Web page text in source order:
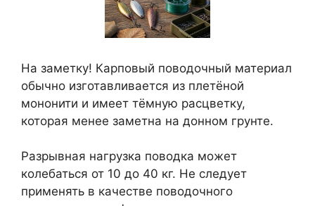
На заметку! Карповый поводочный материал
обычно изготавливается из плетёной
мононити и имеет тёмную расцветку,
которая менее заметна на донном грунте.
Разрывная нагрузка поводка может
колебаться от 10 до 40 кг. Не следует
применять в качестве поводочного